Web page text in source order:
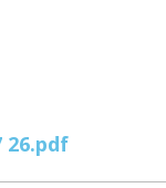
26.pdf